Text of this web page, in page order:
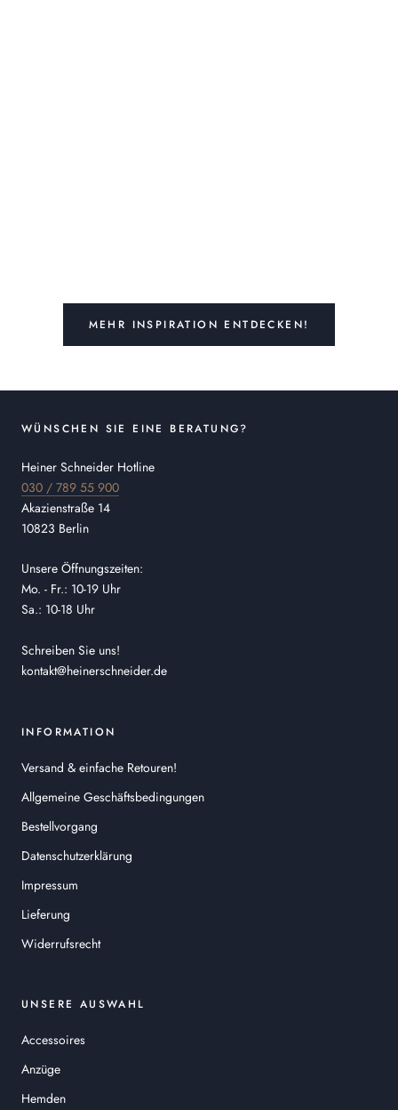
MEHR INSPIRATION ENTDECKEN!
WÜNSCHEN SIE EINE BERATUNG?
Heiner Schneider Hotline
030 / 789 55 900
Akazienstraße 14
10823 Berlin
Unsere Öffnungszeiten:
Mo. - Fr.: 10-19 Uhr
Sa.: 10-18 Uhr
Schreiben Sie uns!
kontakt@heinerschneider.de
INFORMATION
Versand & einfache Retouren!
Allgemeine Geschäftsbedingungen
Bestellvorgang
Datenschutzerklärung
Impressum
Lieferung
Widerrufsrecht
UNSERE AUSWAHL
Accessoires
Anzüge
Hemden